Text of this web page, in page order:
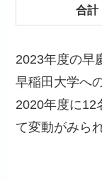
合計
2023年度の早
早稲田大学へ
2020年度に12
て変動がみら